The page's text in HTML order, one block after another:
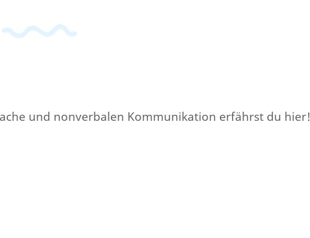
und nonverbalen Kommunikation erfährst du hier!